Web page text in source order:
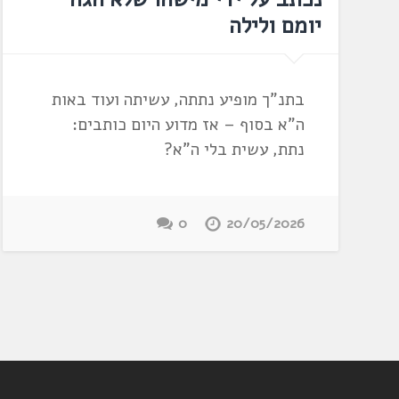
יומם ולילה
בתנ"ך מופיע נתתה, עשיתה ועוד באות
ה"א בסוף – אז מדוע היום כותבים:
נתת, עשית בלי ה"א?
20/05/2026
0